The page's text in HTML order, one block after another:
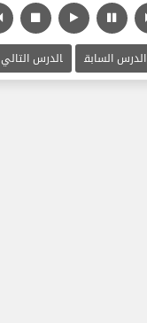
الدرس السابق الدرس التالي